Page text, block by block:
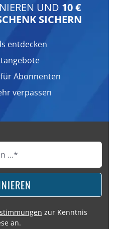
UND 10 €
SICHERN
entdecken
Abonnenten
verpassen
zur Kenntnis
an.